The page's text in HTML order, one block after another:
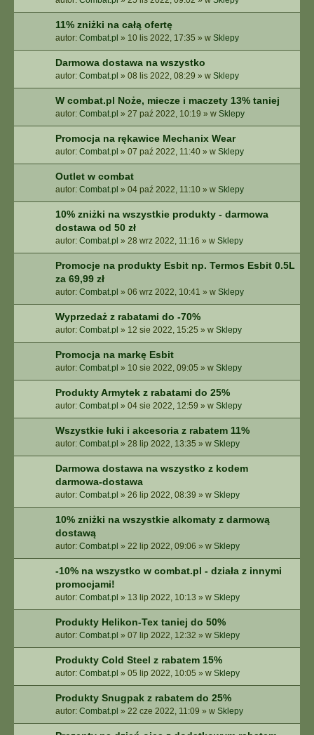
11% zniżki na całą ofertę
autor: Combat.pl » 10 lis 2022, 17:35 » w Sklepy
Darmowa dostawa na wszystko
autor: Combat.pl » 08 lis 2022, 08:29 » w Sklepy
W combat.pl Noże, miecze i maczety 13% taniej
autor: Combat.pl » 27 paź 2022, 10:19 » w Sklepy
Promocja na rękawice Mechanix Wear
autor: Combat.pl » 07 paź 2022, 11:40 » w Sklepy
Outlet w combat
autor: Combat.pl » 04 paź 2022, 11:10 » w Sklepy
10% zniżki na wszystkie produkty - darmowa
dostawa od 50 zł
autor: Combat.pl » 28 wrz 2022, 11:16 » w Sklepy
Promocje na produkty Esbit np. Termos Esbit 0.5L
za 69,99 zł
autor: Combat.pl » 06 wrz 2022, 10:41 » w Sklepy
Wyprzedaż z rabatami do -70%
autor: Combat.pl » 12 sie 2022, 15:25 » w Sklepy
Promocja na markę Esbit
autor: Combat.pl » 10 sie 2022, 09:05 » w Sklepy
Produkty Armytek z rabatami do 25%
autor: Combat.pl » 04 sie 2022, 12:59 » w Sklepy
Wszystkie łuki i akcesoria z rabatem 11%
autor: Combat.pl » 28 lip 2022, 13:35 » w Sklepy
Darmowa dostawa na wszystko z kodem
darmowa-dostawa
autor: Combat.pl » 26 lip 2022, 08:39 » w Sklepy
10% zniżki na wszystkie alkomaty z darmową
dostawą
autor: Combat.pl » 22 lip 2022, 09:06 » w Sklepy
-10% na wszystko w combat.pl - działa z innymi
promocjami!
autor: Combat.pl » 13 lip 2022, 10:13 » w Sklepy
Produkty Helikon-Tex taniej do 50%
autor: Combat.pl » 07 lip 2022, 12:32 » w Sklepy
Produkty Cold Steel z rabatem 15%
autor: Combat.pl » 05 lip 2022, 10:05 » w Sklepy
Produkty Snugpak z rabatem do 25%
autor: Combat.pl » 22 cze 2022, 11:09 » w Sklepy